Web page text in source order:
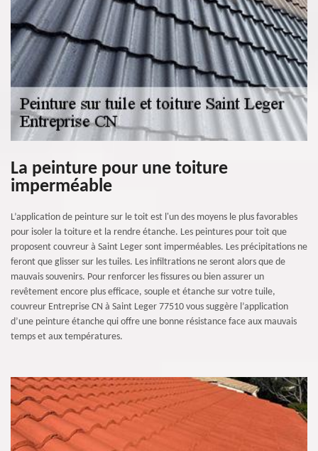
La peinture pour une toiture
imperméable
L’application de peinture sur le toit est l'un des moyens le plus favorables
pour isoler la toiture et la rendre étanche. Les peintures pour toit que
proposent couvreur à Saint Leger sont imperméables. Les précipitations ne
feront que glisser sur les tuiles. Les infiltrations ne seront alors que de
mauvais souvenirs. Pour renforcer les fissures ou bien assurer un
revêtement encore plus efficace, souple et étanche sur votre tuile,
couvreur Entreprise CN à Saint Leger 77510 vous suggère l’application
d’une peinture étanche qui offre une bonne résistance face aux mauvais
temps et aux températures.